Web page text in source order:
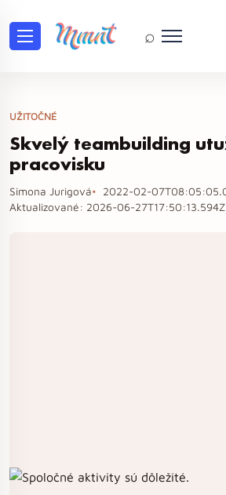
⌕
UŽITOČNÉ
Skvelý teambuilding
pracovisku
Simona Jurigová
2022-02-
Aktualizované: 2026-06-27T17:50:13.594Z